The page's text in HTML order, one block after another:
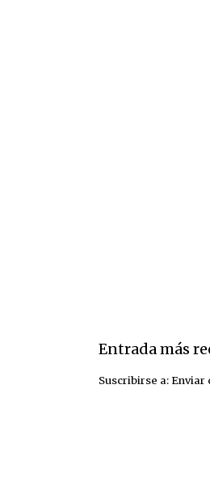
Entrada más
Suscribirse a: Enviar